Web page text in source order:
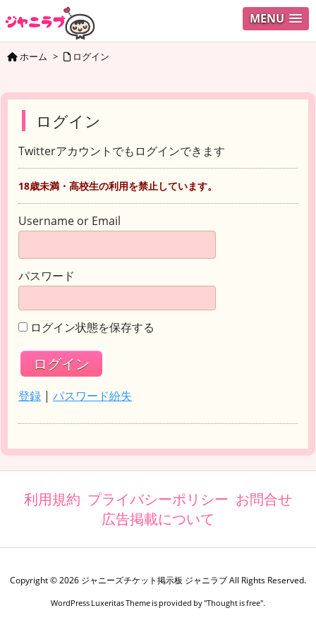
MENU
ホーム > ログイン
ログイン
Twitterアカウントでもログインできます
18歳未満・高校生の利用を禁止しています。
Username or Email
パスワード
ログイン状態を保存する
登録 | パスワード紛失
利用規約 プライバシーポリシー お問合せ
広告掲載について
Copyright ©2026 ジャニーズチケット掲示板 ジャニラブAll Rights Reserved.
WordPress Luxeritas Theme is provided by "Thought is free".